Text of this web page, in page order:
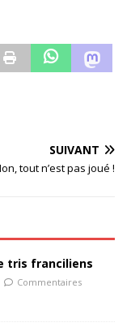
SUIVANT
tout n’est pas joué !
tris franciliens
Commentaires